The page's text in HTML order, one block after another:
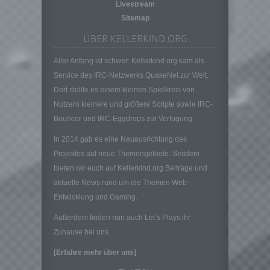
Livestream
Sitemap
ÜBER KELLERKIND.ORG
Aller Anfang ist schwer: Kellerkind.org kam als
Service des IRC-Netzwerks QuakeNet zur Welt.
Dort stellte es einem kleinen Spielkreis von
Nutzern kleinere und größere Scripte sowie IRC-
Bouncer und IRC-Eggdrops zur Verfügung.
In 2014 gab es eine Neuausrichtung des
Projektes auf neue Themengebiete. Seitdem
bieten wir euch auf Kellerkind.org Beiträge und
aktuelle News rund um die Themen Web-
Entwicklung und Gaming.
Außerdem finden nun auch Let’s Plays ihr
Zuhause bei uns.
[Erfahre mehr über uns]
ohne Hinzuziehung zusätzlicher
Informationen nicht mehr einer spezifischen
können, sofern diese zusätzlichen
und technischen und organisatorischen
Maßnahmen unterliegen, die gewährleisten,
dass die personenbezogenen Daten nicht
einer identifizierten oder identifizierbaren
natürlichen Person zugewiesen werden.
Verantwortlicher
Verantwortlicher oder für die Verarbeitung
Verantwortlicher ist die natürliche oder
juristische Person, Behörde, Einrichtung
oder andere Stelle, die allein oder
und Mittel der Verarbeitung von
personenbezogenen Daten entscheidet.
Verarbeitung durch das Unionsrecht oder